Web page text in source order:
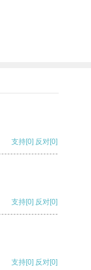
支持[0] 反对[0]
支持[0] 反对[0]
支持[0] 反对[0]